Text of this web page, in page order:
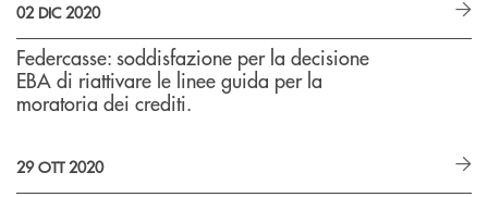
02 DIC 2020
Federcasse: soddisfazione per la decisione
EBA di riattivare le linee guida per la
moratoria dei crediti.
29 OTT 2020